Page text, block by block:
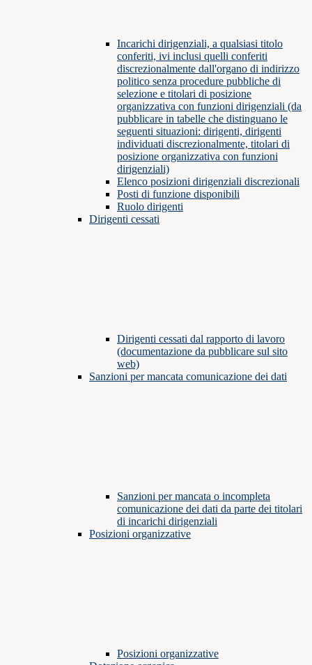
Incarichi dirigenziali, a qualsiasi titolo
conferiti, ivi inclusi quelli conferiti
discrezionalmente dall'organo di indirizzo
politico senza procedure pubbliche di
selezione e titolari di posizione
organizzativa con funzioni dirigenziali (da
pubblicare in tabelle che distinguano le
seguenti situazioni: dirigenti, dirigenti
individuati discrezionalmente, titolari di
posizione organizzativa con funzioni
dirigenziali)
Elenco posizioni dirigenziali discrezionali
Posti di funzione disponibili
Ruolo dirigenti
Dirigenti cessati
Dirigenti cessati dal rapporto di lavoro
(documentazione da pubblicare sul sito
web)
Sanzioni per mancata comunicazione dei dati
Sanzioni per mancata o incompleta
comunicazione dei dati da parte dei titolari
di incarichi dirigenziali
Posizioni organizzative
Posizioni organizzative